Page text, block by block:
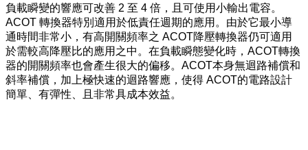
負載瞬變的響應可改善 2 至 4 倍，且可使用小輸出電容。
ACOT 轉換器特別適用於低責任週期的應用。由於它最小導
通時間非常小，有高開關頻率之 ACOT降壓轉換器仍可適用
於需較高降壓比的應用之中。在負載瞬態變化時，ACOT轉換
器的開關頻率也會產生很大的偏移。ACOT本身無迴路補償和
斜率補償，加上極快速的迴路響應，使得 ACOT的電路設計
簡單、有彈性、且非常具成本效益。